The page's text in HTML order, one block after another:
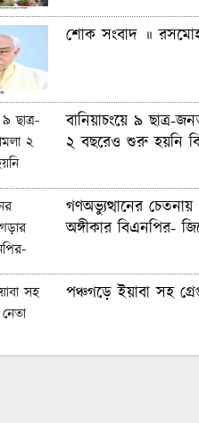
শোক সংবাদ ॥
বানিয়াচংয়ে ৯ ছাত্র-
২ বছরেও শুরু হয়নি
গণঅভ্যুত্থানের
অঙ্গীকার বিএনপির-
পঞ্চগড়ে ইয়াবা সহ